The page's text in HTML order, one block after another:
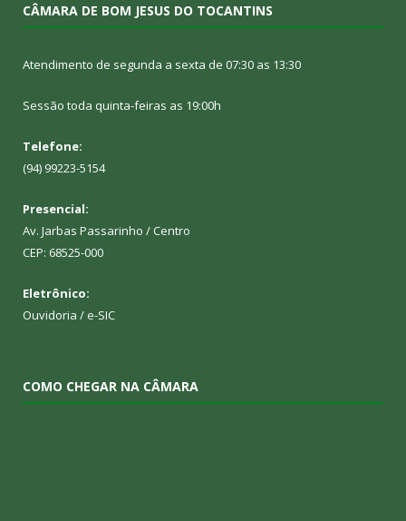
CÂMARA DE BOM JESUS DO TOCANTINS
Atendimento de segunda a sexta de 07:30 as 13:30
Sessão toda quinta-feiras as 19:00h
Telefone:
(94) 99223-5154
Presencial:
Av. Jarbas Passarinho / Centro
CEP: 68525-000
Eletrônico:
Ouvidoria / e-SIC
COMO CHEGAR NA CÂMARA